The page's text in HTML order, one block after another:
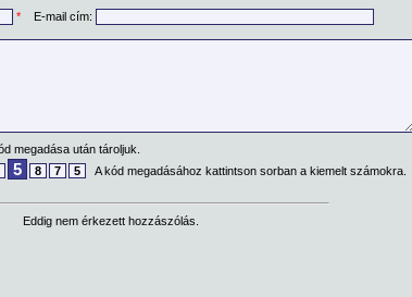
* E-mail cím:
megadása után tároljuk.
5 8 7 5 A kód megadásához kattintson sorban a kiemelt számokra.
Eddig nem érkezett hozzászólás.